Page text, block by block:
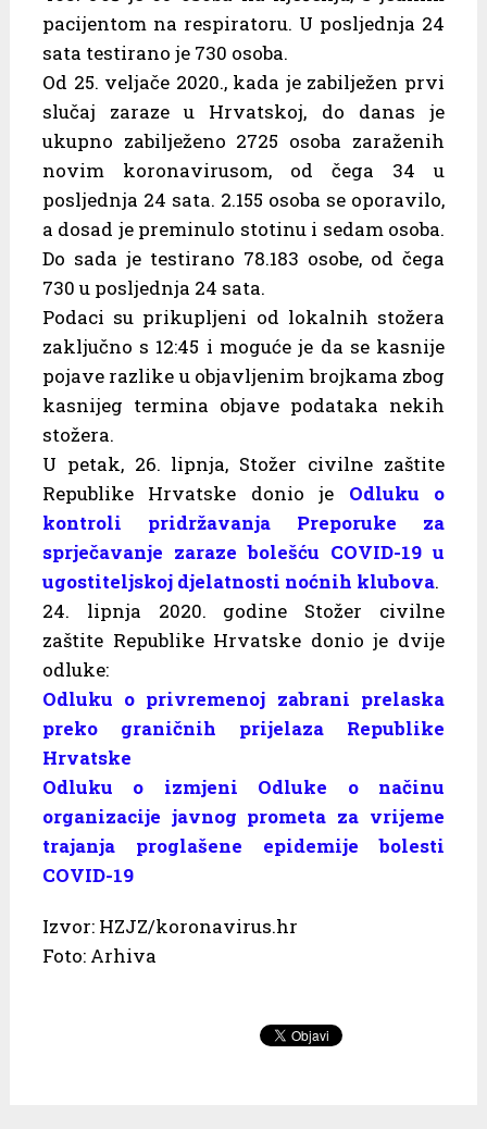
pacijentom na respiratoru. U posljednja 24
sata testirano je 730 osoba.
Od 25. veljače 2020., kada je zabilježen prvi
slučaj zaraze u Hrvatskoj, do danas je
ukupno zabilježeno 2725 osoba zaraženih
novim koronavirusom, od čega 34 u
posljednja 24 sata. 2.155 osoba se oporavilo,
a dosad je preminulo stotinu i sedam osoba.
Do sada je testirano 78.183 osobe, od čega
730 u posljednja 24 sata.
Podaci su prikupljeni od lokalnih stožera
zaključno s 12:45 i moguće je da se kasnije
pojave razlike u objavljenim brojkama zbog
kasnijeg termina objave podataka nekih
stožera.
U petak, 26. lipnja, Stožer civilne zaštite
Republike Hrvatske donio je Odluku o
kontroli pridržavanja Preporuke za
sprječavanje zaraze bolešću COVID-19 u
ugostiteljskoj djelatnosti noćnih klubova.
24. lipnja 2020. godine Stožer civilne
zaštite Republike Hrvatske donio je dvije
odluke:
Odluku o privremenoj zabrani prelaska
preko graničnih prijelaza Republike
Hrvatske
Odluku o izmjeni Odluke o načinu
organizacije javnog prometa za vrijeme
trajanja proglašene epidemije bolesti
COVID-19
Izvor: HZJZ/koronavirus.hr
Foto: Arhiva